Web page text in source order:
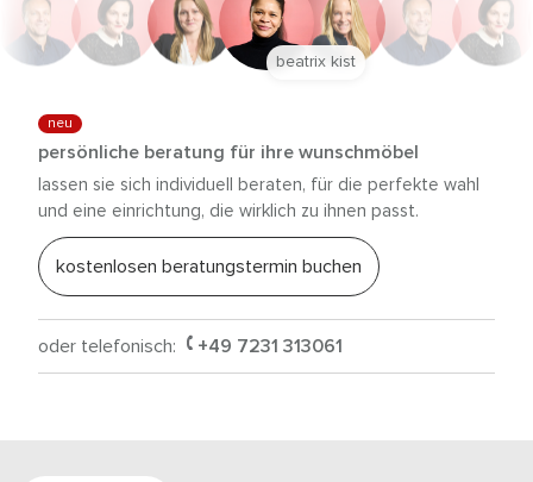
neu
persönliche beratung für ihre wunschmöbel
lassen sie sich individuell beraten, für die perfekte wahl
und eine einrichtung, die wirklich zu ihnen passt.
kostenlosen beratungstermin buchen
oder telefonisch: +49 7231 313061
beatrix kist